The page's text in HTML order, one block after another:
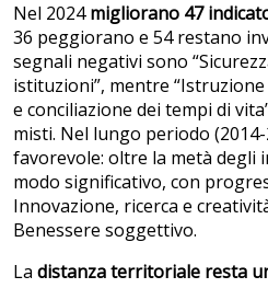
Nel 2024migliorano 47
36 peggiorano e 54 restano
segnali negativi sono
istituzioni”, mentre
e conciliazione dei tempi di
misti. Nel lungo periodo
favorevole: oltre la metà degli
modo significativo, con
Innovazione, ricerca e
Benessere soggettivo.
La distanza territoriale resta